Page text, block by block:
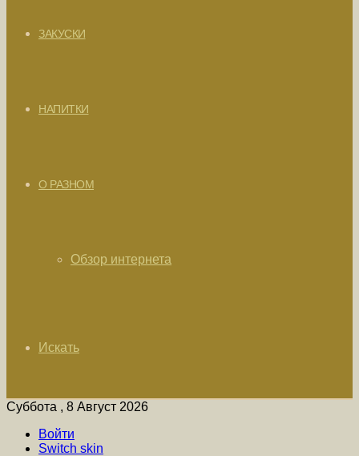
ЗАКУСКИ
НАПИТКИ
О РАЗНОМ
Обзор интернета
Искать
Суббота , 8 Август 2026
Войти
Switch skin